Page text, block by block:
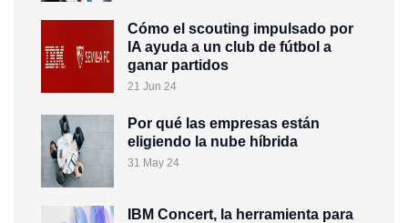
Cómo el scouting impulsado por
IA ayuda a un club de fútbol a
ganar partidos
21 Jun 24
Por qué las empresas están
eligiendo la nube híbrida
31 May 24
IBM Concert, la herramienta para